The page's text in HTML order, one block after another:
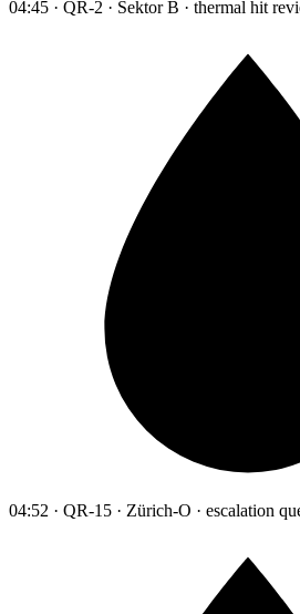
04:45 · QR-2 · Sektor B · thermal hit
04:52 · QR-15 · Zürich-O · escalation